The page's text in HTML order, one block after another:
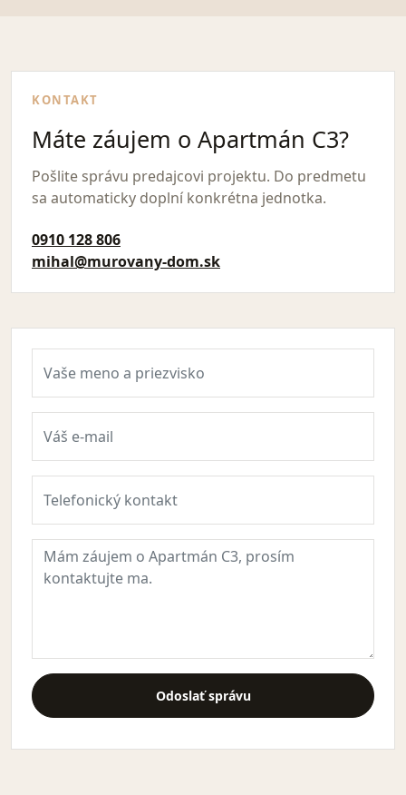
KONTAKT
Máte záujem o Apartmán C3?
Pošlite správu predajcovi projektu. Do predmetu
sa automaticky doplní konkrétna jednotka.
0910 128 806
mihal@murovany-dom.sk
Odoslať správu